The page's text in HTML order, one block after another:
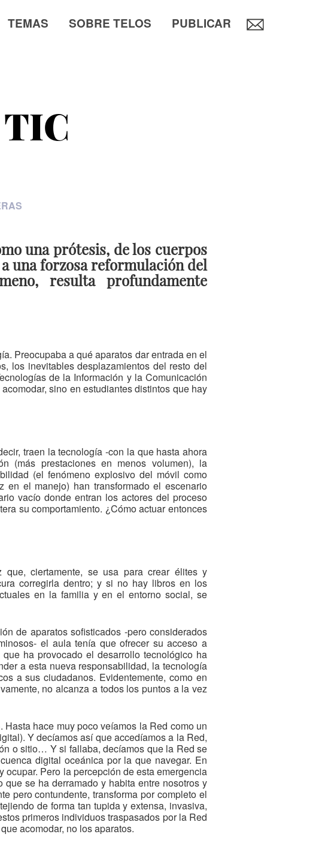
TEMAS SOBRE TELOS PUBLICAR
una prótesis, de los cuerpos
una forzosa reformulación del
resulta profundamente
Preocupaba a qué aparatos dar entrada en el
los inevitables desplazamientos del resto del
de la Información y la Comunicación
sino en estudiantes distintos que hay
traen la tecnología -con la que hasta ahora
(más prestaciones en menos volumen), la
(el fenómeno explosivo del móvil como
en el manejo) han transformado el escenario
vacío donde entran los actores del proceso
su comportamiento. ¿Cómo actuar entonces
ciertamente, se usa para crear élites y
corregirla dentro; y si no hay libros en los
en la familia y en el entorno social, se
de aparatos sofisticados -pero considerados
el aula tenía que ofrecer su acceso a
ha provocado el desarrollo tecnológico ha
a esta nueva responsabilidad, la tecnología
a sus ciudadanos. Evidentemente, como en
no alcanza a todos los puntos a la vez
hace muy poco veíamos la Red como un
Y decíamos así que accedíamos a la Red,
o sitio… Y si fallaba, decíamos que la Red se
digital oceánica por la que navegar. En
Pero la percepción de esta emergencia
se ha derramado y habita entre nosotros y
pero contundente, transforma por completo el
de forma tan tupida y extensa, invasiva,
primeros individuos traspasados por la Red
acomodar, no los aparatos.